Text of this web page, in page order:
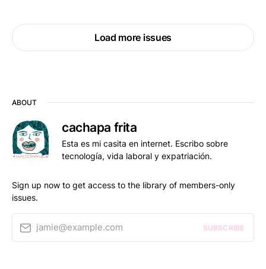
Load more issues
ABOUT
cachapa frita
Esta es mi casita en internet. Escribo sobre
tecnología, vida laboral y expatriación.
Sign up now to get access to the library of members-only
issues.
jamie@example.com SUBSCRIBE